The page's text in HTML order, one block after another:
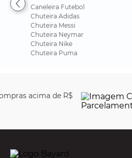
Caneleira Futebol
Chuteira Adidas
Chuteira Messi
Chuteira Neymar
Chuteira Nike
Chuteira Puma